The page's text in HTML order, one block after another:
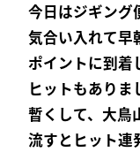
今日はジギング
気合い入れて早
ポイントに到着
ヒットもありま
暫くして、大鳥
流すとヒット連